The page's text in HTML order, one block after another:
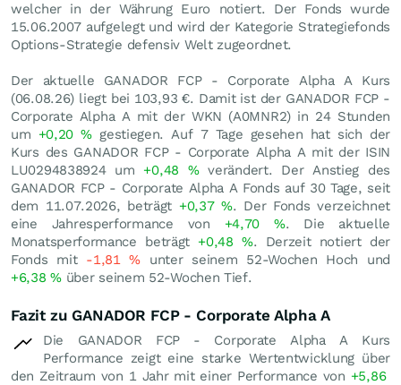
welcher in der Währung Euro notiert. Der Fonds wurde
15.06.2007 aufgelegt und wird der Kategorie Strategiefonds
Options-Strategie defensiv Welt zugeordnet.
Der aktuelle GANADOR FCP - Corporate Alpha A Kurs
(06.08.26) liegt bei 103,93 €. Damit ist der GANADOR FCP -
Corporate Alpha A mit der WKN (A0MNR2) in 24 Stunden
um +0,20%gestiegen. Auf 7 Tage gesehen hat sich der
Kurs des GANADOR FCP - Corporate Alpha A mit der ISIN
LU0294838924 um +0,48 %verändert. Der Anstieg des
GANADOR FCP - Corporate Alpha A Fonds auf 30 Tage, seit
dem 11.07.2026, beträgt +0,37%. Der Fonds verzeichnet
eine Jahresperformance von +4,70%. Die aktuelle
Monatsperformance beträgt +0,48 %. Derzeit notiert der
Fonds mit -1,81% unter seinem 52-Wochen Hoch und
+6,38%über seinem 52-Wochen Tief.
Fazit zu GANADOR FCP - Corporate Alpha A
Die GANADOR FCP - Corporate Alpha A Kurs
Performance zeigt eine starke Wertentwicklung über
den Zeitraum von 1 Jahr mit einer Performance von +5,86